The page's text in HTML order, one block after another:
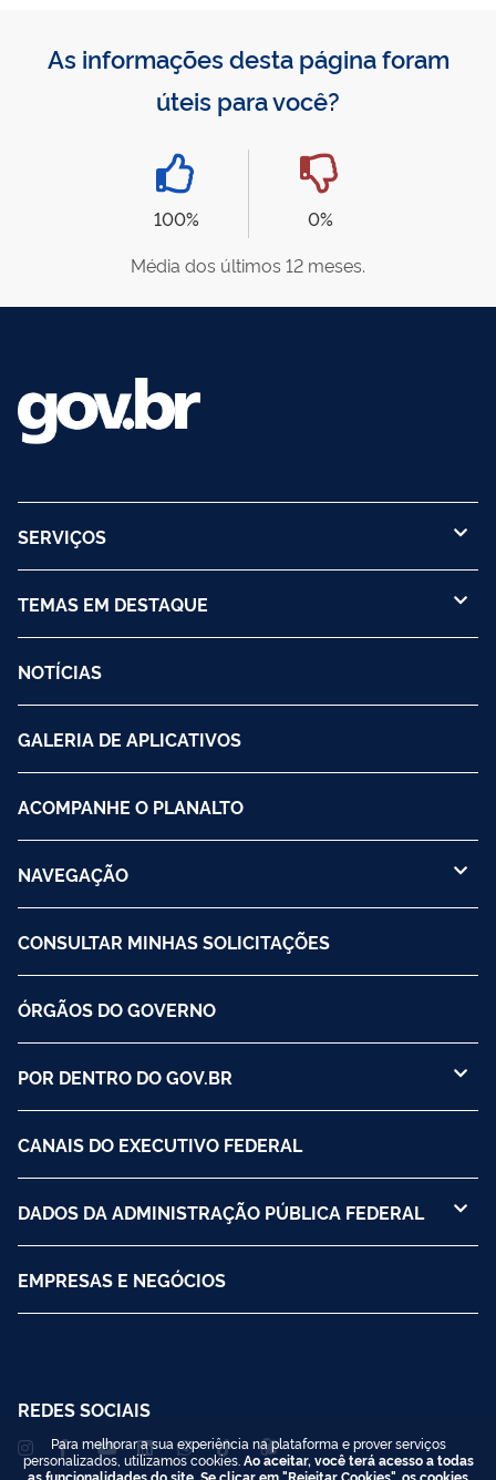
As informações desta página foram
úteis para você?
100%
0%
Média dos últimos 12 meses.
SERVIÇOS
TEMAS EM DESTAQUE
NOTÍCIAS
GALERIA DE APLICATIVOS
ACOMPANHE O PLANALTO
NAVEGAÇÃO
CONSULTAR MINHAS SOLICITAÇÕES
ÓRGÃOS DO GOVERNO
POR DENTRO DO GOV.BR
CANAIS DO EXECUTIVO FEDERAL
DADOS DA ADMINISTRAÇÃO PÚBLICA FEDERAL
EMPRESAS E NEGÓCIOS
REDES SOCIAIS
Para melhorar a sua experiência na plataforma e prover serviços
personalizados, utilizamos cookies. Ao aceitar, você terá acesso a todas
as funcionalidades do site. Se clicar em "Rejeitar Cookies", os cookies